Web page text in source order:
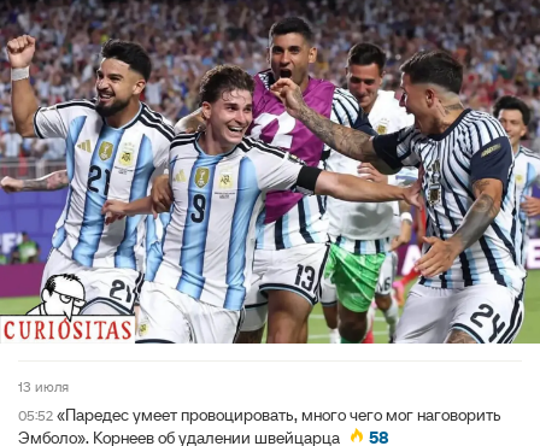
13 июля
05:52 «Паредес умеет провоцировать, много чего мог наговорить
Эмболо». Корнеев об удалении швейцарца
58